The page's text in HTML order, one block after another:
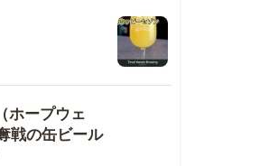
ホープウェ
戦の缶ビール